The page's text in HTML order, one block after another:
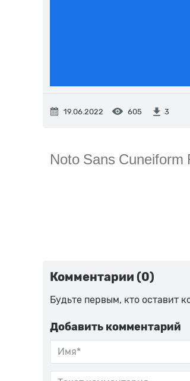
19.06.2022 605 3
Комментарии (0)
Будьте первым, кто оставит
Добавить комментарий